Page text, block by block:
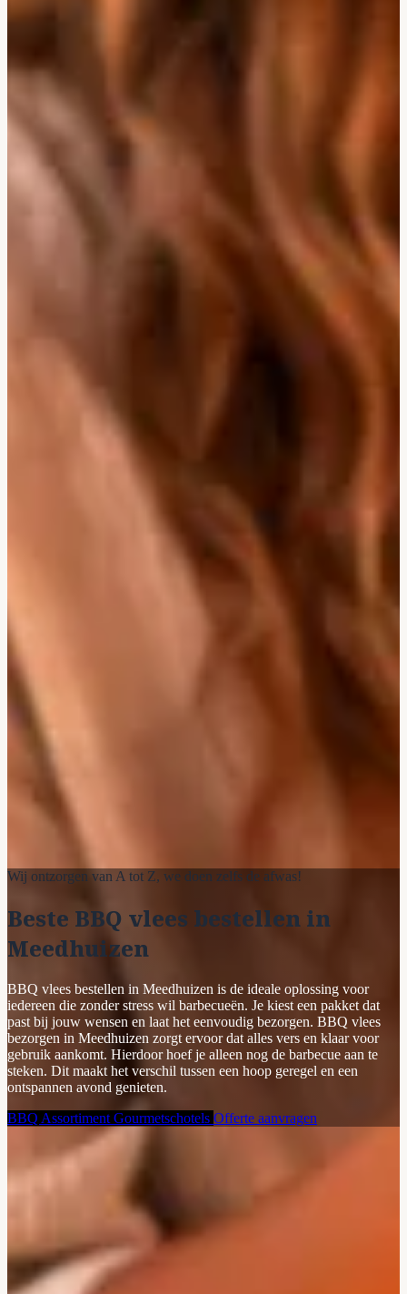
Wij ontzorgen van A tot Z, we doen zelfs de afwas!
Beste BBQ vlees bestellen in
Meedhuizen
BBQ vlees bestellen in Meedhuizen is de ideale oplossing voor
iedereen die zonder stress wil barbecueën. Je kiest een pakket dat
past bij jouw wensen en laat het eenvoudig bezorgen. BBQ vlees
bezorgen in Meedhuizen zorgt ervoor dat alles vers en klaar voor
gebruik aankomt. Hierdoor hoef je alleen nog de barbecue aan te
steken. Dit maakt het verschil tussen een hoop geregel en een
ontspannen avond genieten.
BBQ Assortiment Gourmetschotels Offerte aanvragen